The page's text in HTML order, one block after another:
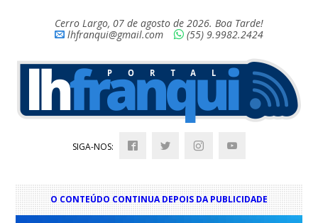
Cerro Largo, 07 de agosto de 2026. Boa Tarde!
lhfranqui@gmail.com
(55) 9.9982.2424
SIGA-NOS:
O CONTEÚDO CONTINUA DEPOIS DA PUBLICIDADE